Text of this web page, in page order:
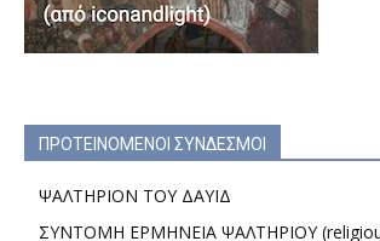
ΠΡΟΤΕΙΝΟΜΕΝΟΙ ΣΥΝΔΕΣΜΟΙ
ΨΑΛΤΗΡΙΟΝ ΤΟΥ ΔΑΥΙΔ
ΣΥΝΤΟΜΗ ΕΡΜΗΝΕΙΑ ΨΑΛΤΗΡΙΟΥ